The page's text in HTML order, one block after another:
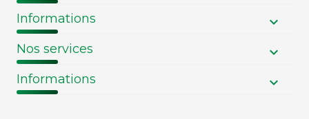
Informations
Nos services
Informations